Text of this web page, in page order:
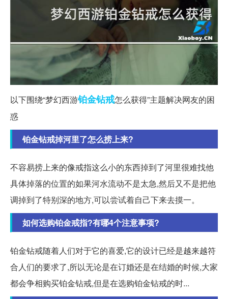
以下围绕“梦幻西游铂金钻戒怎么获得”主题解决网友的困
惑
铂金钻戒掉河里了怎么捞上来?
不容易捞上来的像戒指这么小的东西掉到了河里很难找他
具体掉落的位置的如果河水流动不是太急,然后又不是把他
调掉到了特别深的地方,可以尝试着自己下来去摸一。
如何选购铂金戒指?有哪4个注意事项?
铂金钻戒随着人们对于它的喜爱,它的设计已经是越来越符
合人们的要求了,所以无论是在订婚还是在结婚的时候,大家
都会争相购买铂金钻戒,但是在选购铂金钻戒的时...